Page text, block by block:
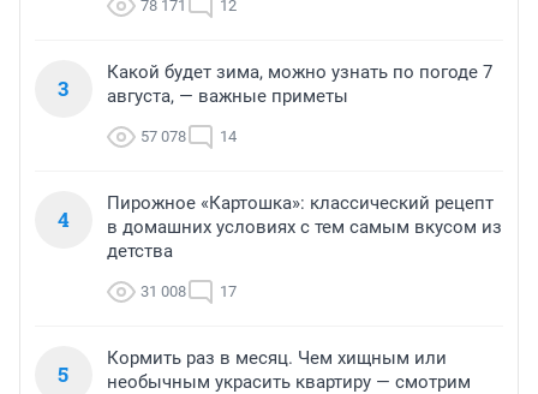
78 171 12
3
Какой будет зима, можно узнать по погоде 7
августа, — важные приметы
57 078 14
4
Пирожное «Картошка»: классический рецепт
в домашних условиях с тем самым вкусом из
детства
31 008 17
5
Кормить раз в месяц. Чем хищным или
необычным украсить квартиру — смотрим